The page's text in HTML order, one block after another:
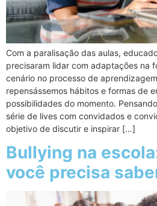
Com a paralisação das aulas,
precisaram lidar com adaptações na
cenário no processo de
repensássemos hábitos e formas de
possibilidades do momento.
série de lives com convidados e
objetivo de discutir e inspirar […]
Bullying na
você precisa